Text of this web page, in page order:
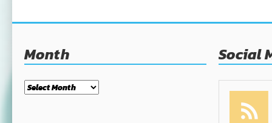
Month
Month
Social